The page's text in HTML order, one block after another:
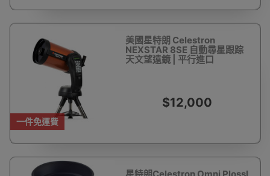
一件免運費
美國星特朗 Celestron
NEXSTAR 8SE 自動尋星跟踪
天文望遠鏡 | 平行進口
$12,000